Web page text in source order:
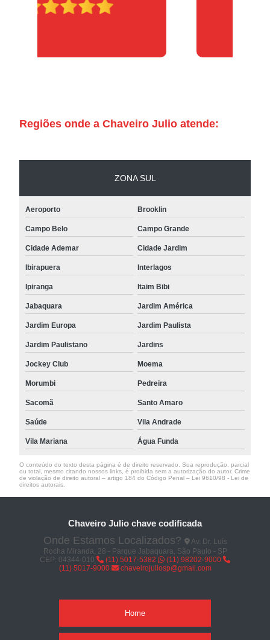
Regiões onde a Chaveiro Julio atende:
ZONA SUL
Aeroporto Brooklin
Campo Belo Campo Grande
Cidade Ademar Cidade Jardim
Ibirapuera Interlagos
Ipiranga Itaim Bibi
Jabaquara Jardim América
Jardim Europa Jardim Paulista
Jardim Paulistano Jardins
Jockey Club Moema
Morumbi Pedreira
Sacomã Santo Amaro
Saúde Vila Andrade
Vila Mariana Água Funda
O conteúdo do texto desta página é de direito reservado. Sua reprodução, parcial
ou total, mesmo citando nossos links, é proibida sem a autorização do autor. Crime
de violação de direito autoral – artigo 184 do Código Penal – Lei 9610/98 - Lei de
direitos autorais
Chaveiro Julio chave codificada
Onde Estamos Localizados?
Av. Dr. Luís
Rocha Miranda, 28 - Parque Jabaquara, São Paulo - SP
CEP: 04344-010
(11) 5017-5382
(11) 98202-9000
(11) 5017-9000
chaveirojuliosp@gmail.com
Home